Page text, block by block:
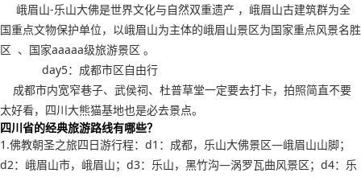
峨眉山-乐山大佛是世界文化与自然双重遗产 ，峨眉山古建筑群为全
国重点文物保护单位，以峨眉山为主体的峨眉山景区为国家重点风景名胜
区 、国家aaaaa级旅游景区 。
day5：成都市区自由行
成都市内宽窄巷子、武侯祠、杜普草堂一定要去打卡，拍照简直不要
太好看，四川大熊猫基地也是必去景点。
四川省的经典旅游路线有哪些？
1.佛教朝圣之旅四日游行程：d1：成都，乐山大佛景区—峨眉山山脚；
d2：峨眉山市，峨眉山；d3：乐山，黑竹沟—涡罗瓦曲风景区；d4：乐